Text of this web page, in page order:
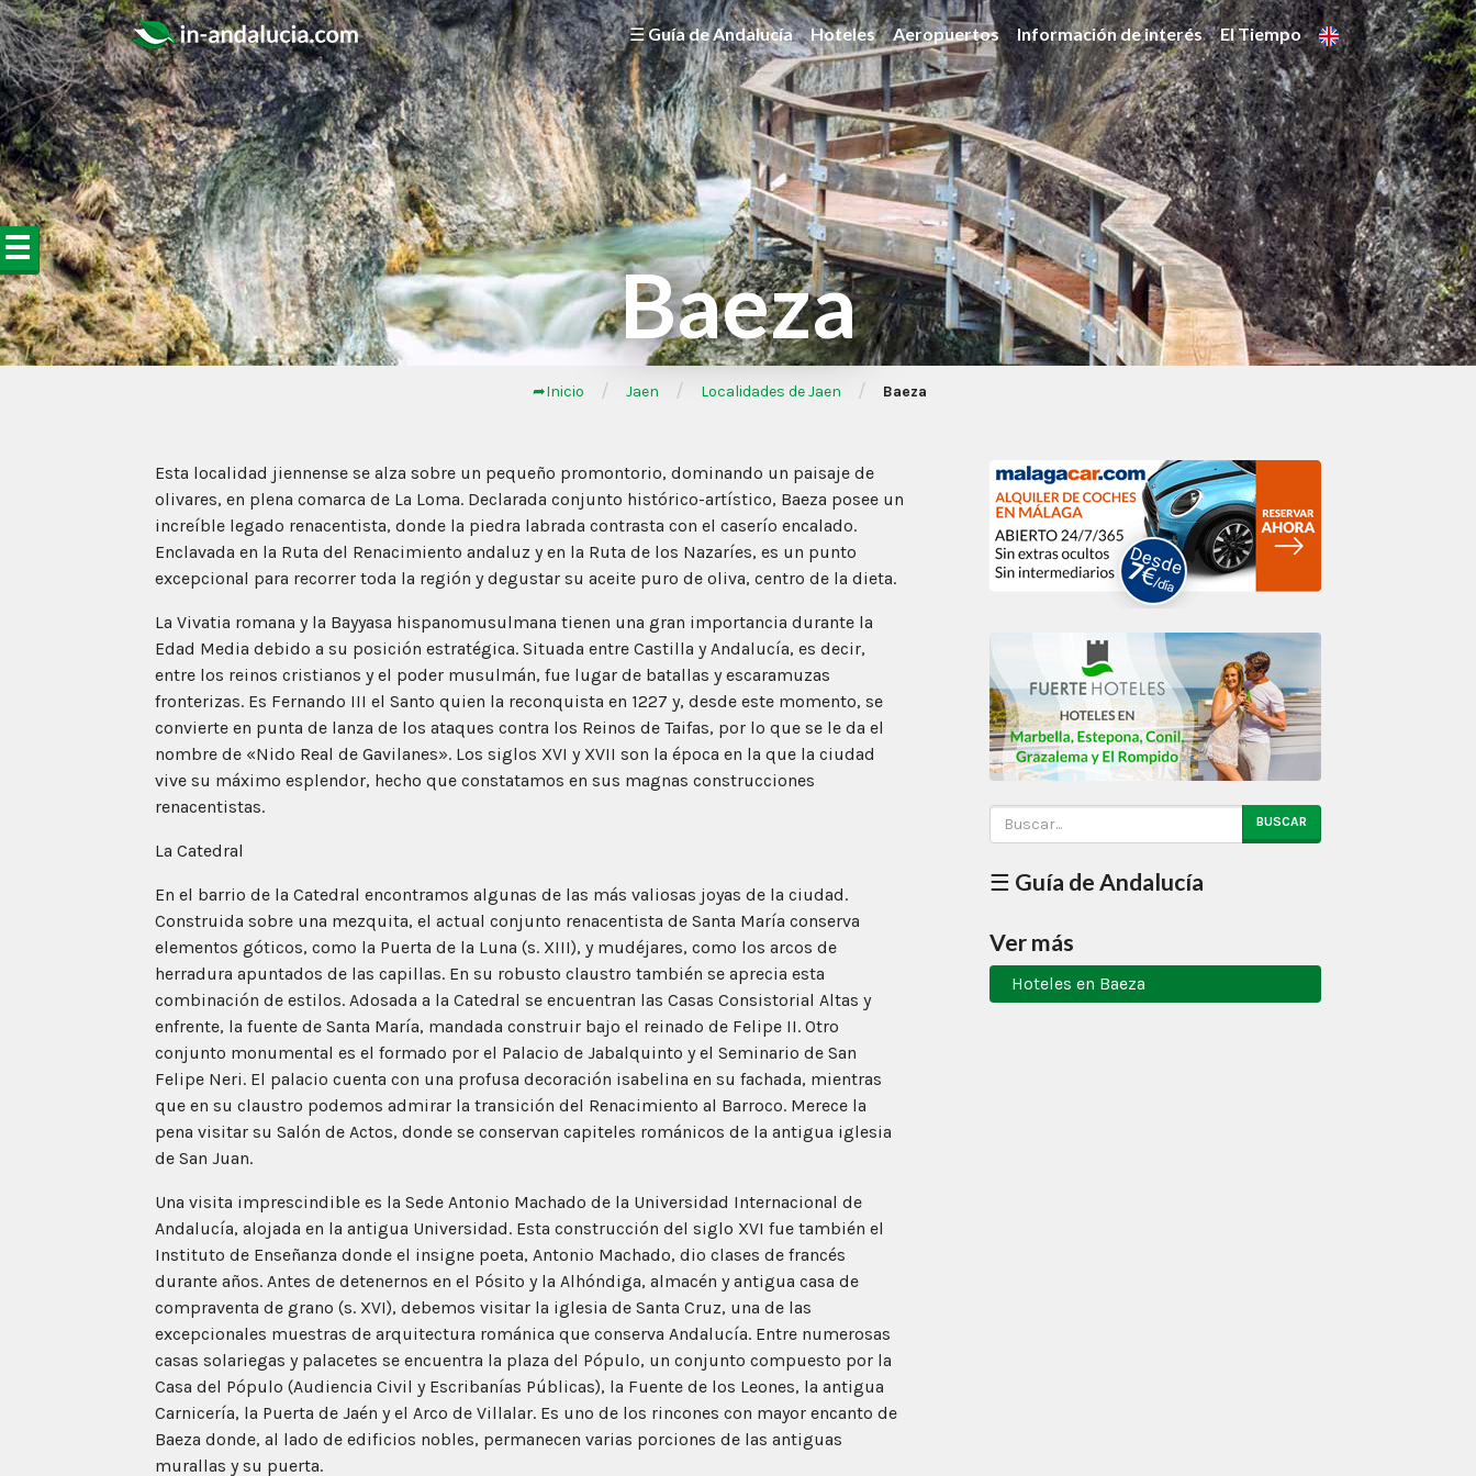
☰ Guía de Andalucía Hoteles Aeropuertos Información de interés El Tiempo
☰
Baeza
➦Inicio / Jaen / Localidades de Jaen / Baeza
Esta localidad jiennense se alza sobre un pequeño promontorio, dominando un paisaje de
olivares, en plena comarca de La Loma. Declarada conjunto histórico-artístico, Baeza posee un
increíble legado renacentista, donde la piedra labrada contrasta con el caserío encalado.
Enclavada en la Ruta del Renacimiento andaluz y en la Ruta de los Nazaríes, es un punto
excepcional para recorrer toda la región y degustar su aceite puro de oliva, centro de la dieta.
La Vivatia romana y la Bayyasa hispanomusulmana tienen una gran importancia durante la
Edad Media debido a su posición estratégica. Situada entre Castilla y Andalucía, es decir,
entre los reinos cristianos y el poder musulmán, fue lugar de batallas y escaramuzas
fronterizas. Es Fernando III el Santo quien la reconquista en 1227 y, desde este momento, se
convierte en punta de lanza de los ataques contra los Reinos de Taifas, por lo que se le da el
nombre de «Nido Real de Gavilanes». Los siglos XVI y XVII son la época en la que la ciudad
vive su máximo esplendor, hecho que constatamos en sus magnas construcciones
renacentistas.
La Catedral
En el barrio de la Catedral encontramos algunas de las más valiosas joyas de la ciudad.
Construida sobre una mezquita, el actual conjunto renacentista de Santa María conserva
elementos góticos, como la Puerta de la Luna (s. XIII), y mudéjares, como los arcos de
herradura apuntados de las capillas. En su robusto claustro también se aprecia esta
combinación de estilos. Adosada a la Catedral se encuentran las Casas Consistorial Altas y
enfrente, la fuente de Santa María, mandada construir bajo el reinado de Felipe II. Otro
conjunto monumental es el formado por el Palacio de Jabalquinto y el Seminario de San
Felipe Neri. El palacio cuenta con una profusa decoración isabelina en su fachada, mientras
que en su claustro podemos admirar la transición del Renacimiento al Barroco. Merece la
pena visitar su Salón de Actos, donde se conservan capiteles románicos de la antigua iglesia
de San Juan.
Una visita imprescindible es la Sede Antonio Machado de la Universidad Internacional de
Andalucía, alojada en la antigua Universidad. Esta construcción del siglo XVI fue también el
Instituto de Enseñanza donde el insigne poeta, Antonio Machado, dio clases de francés
durante años. Antes de detenernos en el Pósito y la Alhóndiga, almacén y antigua casa de
compraventa de grano (s. XVI), debemos visitar la iglesia de Santa Cruz, una de las
excepcionales muestras de arquitectura románica que conserva Andalucía. Entre numerosas
casas solariegas y palacetes se encuentra la plaza del Pópulo, un conjunto compuesto por la
Casa del Pópulo (Audiencia Civil y Escribanías Públicas), la Fuente de los Leones, la antigua
Carnicería, la Puerta de Jaén y el Arco de Villalar. Es uno de los rincones con mayor encanto de
Baeza donde, al lado de edificios nobles, permanecen varias porciones de las antiguas
murallas y su puerta.
BUSCAR
☰ Guía de Andalucía
Ver más
Hoteles en Baeza